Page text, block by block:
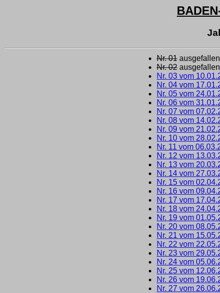
Nr. 01 ausgefallen
Nr. 02 ausgefallen
Nr. 03 vom
Nr. 04 vom
Nr. 05 vom
Nr. 06 vom
Nr. 07 vom
Nr. 08 vom
Nr. 09 vom
Nr. 10 vom
Nr. 11 vom
Nr. 12 vom
Nr. 13 vom
Nr. 14 vom
Nr. 15 vom
Nr. 16 vom
Nr. 17 vom
Nr. 18 vom
Nr. 19 vom
Nr. 20 vom
Nr. 21 vom
Nr. 22 vom
Nr. 23 vom
Nr. 24 vom
Nr. 25 vom
Nr. 26 vom
Nr. 27 vom